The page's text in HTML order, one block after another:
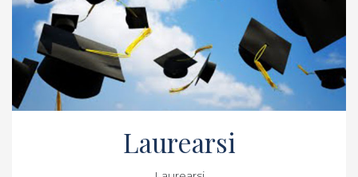
Laurearsi